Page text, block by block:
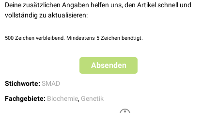
Deine zusätzlichen Angaben helfen uns, den Artikel schnell und
vollständig zu aktualisieren:
500 Zeichen verbleibend. Mindestens 5 Zeichen benötigt.
Absenden
Stichworte: SMAD
Fachgebiete: Biochemie, Genetik